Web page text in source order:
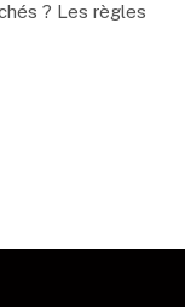
? Les règles